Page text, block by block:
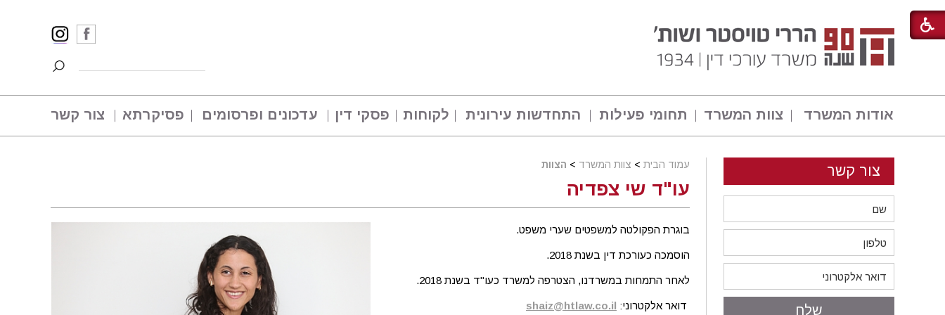
אודות המשרד צוות המשרד תחומי פעילות התחדשות עירונית לקוחות פסקי דין עדכונים ופרסומים פסיקרתא צור קשר
עמוד הבית > צוות המשרד > הצוות
עו"ד שי צפדיה
בוגרת הפקולטה למשפטים שערי משפט.
הוסמכה כעורכת דין בשנת 2018.
לאחר התמחות במשרדנו, הצטרפה למשרד כעו"ד בשנת 2018.
דואר אלקטרוני: shaiz@htlaw.co.il
צור קשר